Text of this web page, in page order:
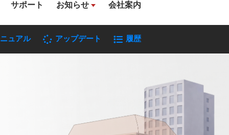
サポート お知らせ 会社案内
ュアル アップデート 履歴